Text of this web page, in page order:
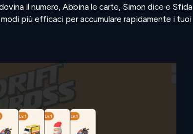
il numero, Abbina le carte, Simon dice e Sfida
più efficaci per accumulare rapidamente i tuoi